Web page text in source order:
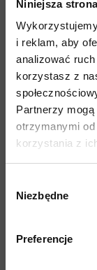
Niniejsza
i reklam, aby
analizować
korzystasz z
Partnerzy
otrzymanymi
korzystania z
zgody
Niezbędne
Preferencje
niską wagą i
rękojeść z
użycia w
lekkie i
system
dostępne w 7
100, 105, 110,
średnica